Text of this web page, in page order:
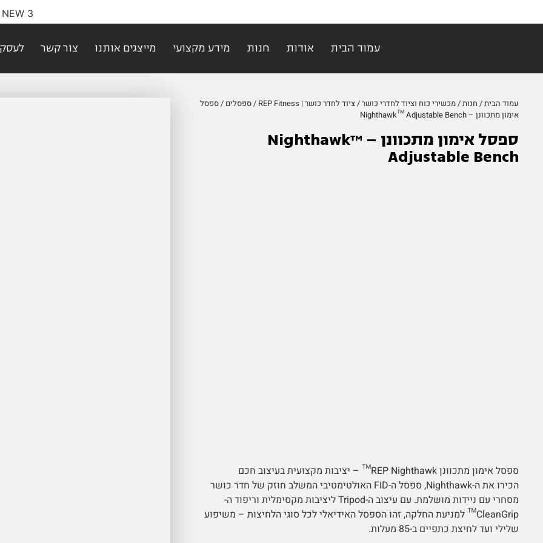
עמוד הבית אודות חנות מידע מקצועי מייצגים אותנו צור קשר
עמוד הבית/ חנות/מכשירי כוח וציוד לחדרי כושר/ציוד לחדר כושר | REP Fitness /ספסלים / ספסל
אימון מתכוונן – Nighthawk™ Adjustable Bench
ספסל אימון מתכוונן – Nighthawk™
Adjustable Bench
ספסל אימון מתכוונן REP Nighthawk™ – יציבות מקצועית בעיצוב חכם
הכירו את ה-Nighthawk, ספסל ה-FID האולטימטיבי המשלב חוזק של חדר כושר
מסחרי עם ניידות מושלמת. עם עיצוב ה-Tripod ליציבות מקסימלית וריפוד ה-
CleanGrip™ למניעת החלקה, זהו הספסל האידיאלי לכל סוגי הלחיצות – משיפוע
שלילי ועד לחיצת כתפיים ב-85 מעלות.